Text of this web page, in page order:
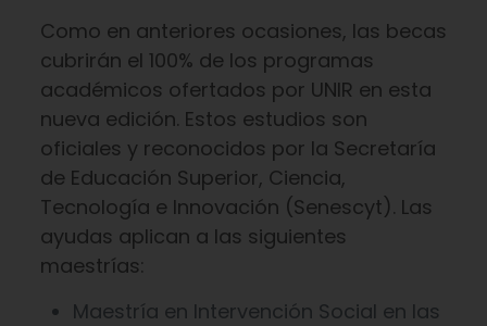
Como en anteriores ocasiones, las becas
cubrirán el 100% de los programas
académicos ofertados por UNIR en esta
nueva edición. Estos estudios son
oficiales y reconocidos por la Secretaría
de Educación Superior, Ciencia,
Tecnología e Innovación (Senescyt). Las
ayudas aplican a las siguientes
maestrías:
Maestría en Intervención Social en las